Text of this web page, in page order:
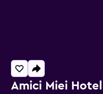
Amici Miei Hotel